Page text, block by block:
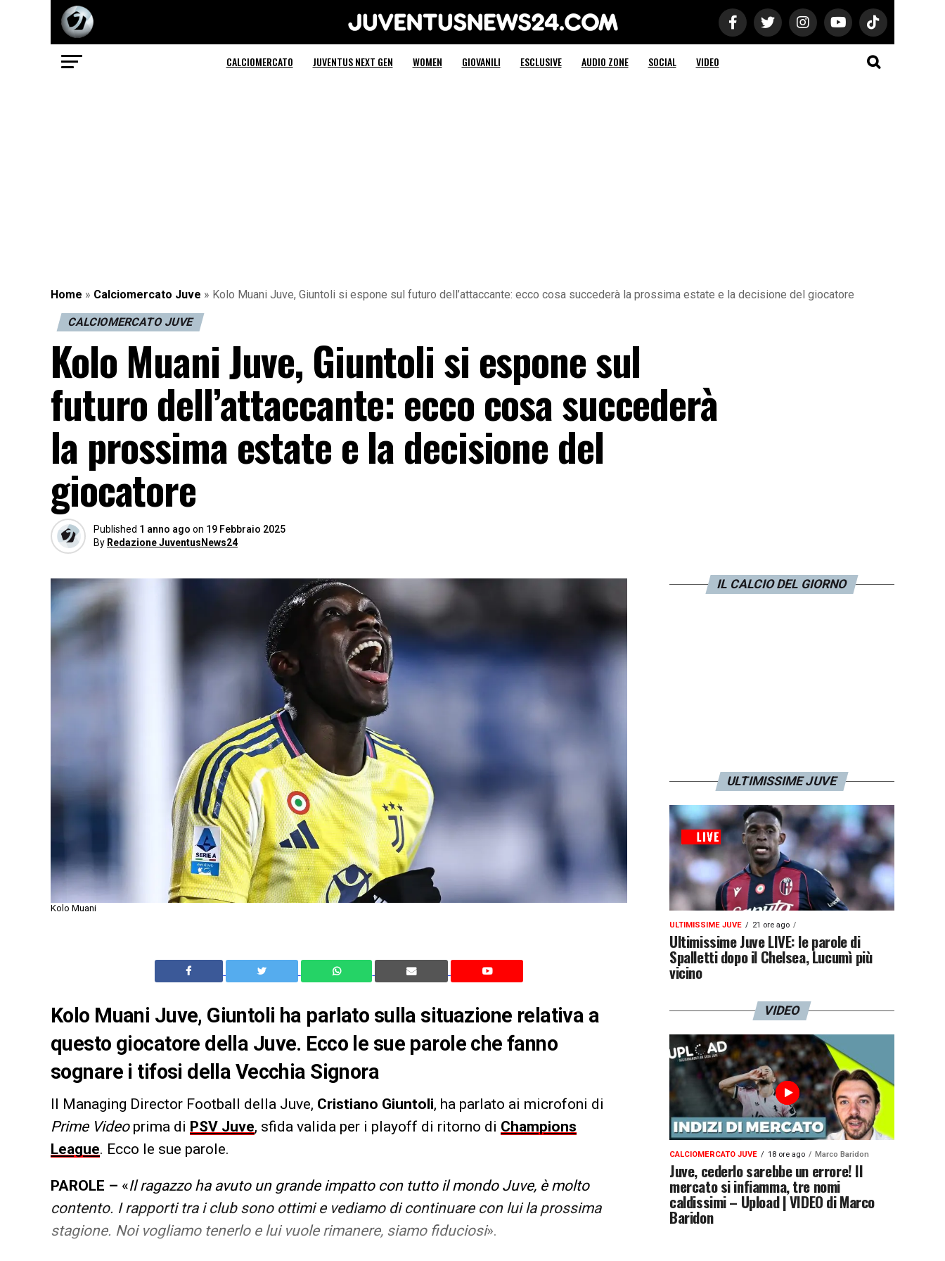
Juventus News 24
CALCIOMERCATO JUVENTUS NEXT GEN WOMEN GIOVANILI ESCLUSIVE AUDIO ZONE SOCIAL VIDEO
Home » Calciomercato Juve » Kolo Muani Juve, Giuntoli si espone sul futuro dell’attaccante: ecco cosa succederà la prossima estate e la decisione del giocatore
CALCIOMERCATO JUVE
Kolo Muani Juve, Giuntoli si espone sul
futuro dell’attaccante: ecco cosa succederà
la prossima estate e la decisione del
giocatore
Published 1 anno ago on 19 Febbraio 2025
By Redazione JuventusNews24
Kolo Muani
Kolo Muani Juve, Giuntoli ha parlato sulla situazione relativa a
questo giocatore della Juve. Ecco le sue parole che fanno
sognare i tifosi della Vecchia Signora
Il Managing Director Football della Juve, Cristiano Giuntoli, ha parlato ai microfoni di
Prime Videoprima di PSV Juve, sfida valida per i playoff di ritorno di Champions
League. Ecco le sue parole.
PAROLE – «Il ragazzo ha avuto un grande impatto con tutto il mondo Juve, è molto
contento. I rapporti tra i club sono ottimi e vediamo di continuare con lui la prossima
stagione. Noi vogliamo tenerlo e lui vuole rimanere, siamo fiduciosi».
IL CALCIO DEL GIORNO
ULTIMISSIME JUVE
ULTIMISSIME JUVE 21 ore ago
Ultimissime Juve LIVE: le parole di
Spalletti dopo il Chelsea, Lucumì più
vicino
VIDEO
CALCIOMERCATO JUVE 18 ore ago Marco Baridon
Juve, cederlo sarebbe un errore! Il
mercato si infiamma, tre nomi
caldissimi – Upload | VIDEO di Marco
Baridon